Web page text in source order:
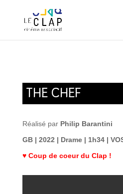
THE CHEF
Réalisé par Philip Barantini
GB | 2022 | Drame | 1h34 |
♥ Coup de coeur du Clap !